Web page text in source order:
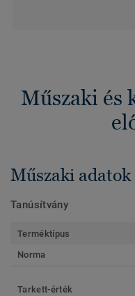
Műszaki és
Műszaki adatok
Tanúsítvány
Terméktípus
Norma
Tarkett-érték